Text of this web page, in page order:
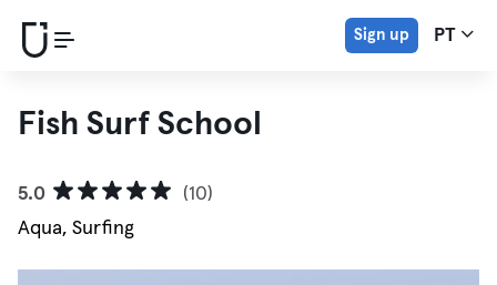
Sign up PT
Fish Surf School
5.0
(10)
Aqua, Surfing